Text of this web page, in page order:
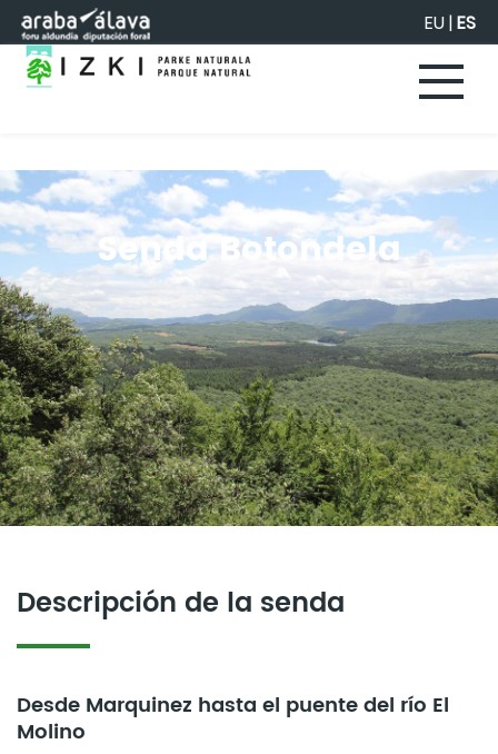
Saltar al contenido principal EU|ES
Senda Botondela
Descripción de la senda
Desde Marquinez hasta el puente del río El
Molino